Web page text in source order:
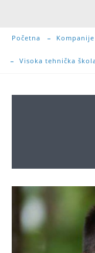
Početna Kompanije
Visoka tehnička